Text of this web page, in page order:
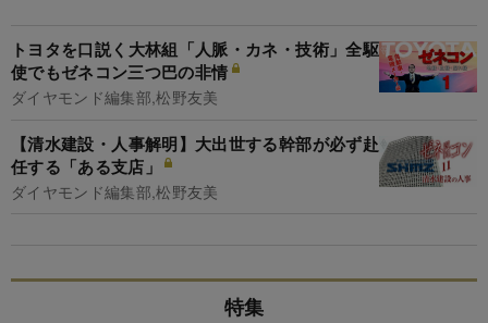
トヨタを口説く大林組「人脈・カネ・技術」全駆
使でもゼネコン三つ巴の非情
ダイヤモンド編集部,松野友美
【清水建設・人事解明】大出世する幹部が必ず赴
任する「ある支店」
ダイヤモンド編集部,松野友美
特集